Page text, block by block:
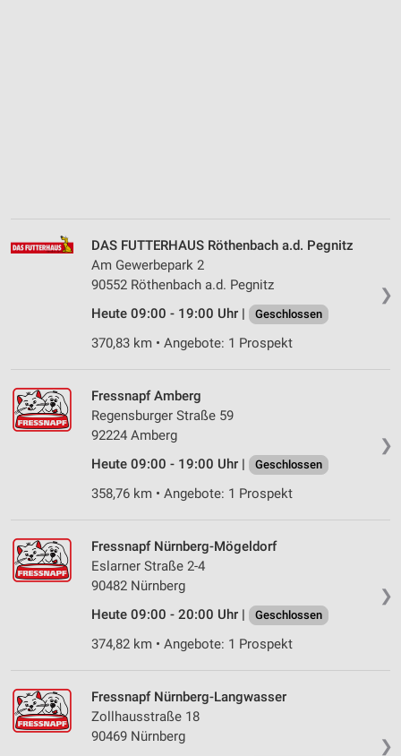
❯
DAS FUTTERHAUS Röthenbach a.d. Pegnitz
Am Gewerbepark 2
90552 Röthenbach a.d. Pegnitz
Heute 09:00 - 19:00 Uhr |
Geschlossen
370,83 km • Angebote: 1 Prospekt
❯
Fressnapf Amberg
Regensburger Straße 59
92224 Amberg
Heute 09:00 - 19:00 Uhr |
Geschlossen
358,76 km • Angebote: 1 Prospekt
❯
Fressnapf Nürnberg-Mögeldorf
Eslarner Straße 2-4
90482 Nürnberg
Heute 09:00 - 20:00 Uhr |
Geschlossen
374,82 km • Angebote: 1 Prospekt
❯
Fressnapf Nürnberg-Langwasser
Zollhausstraße 18
90469 Nürnberg